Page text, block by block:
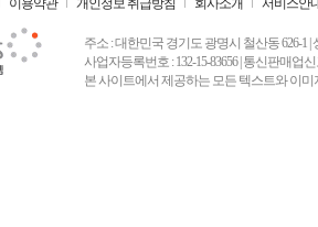
이용약관 개인정보 취급방침 회사소개 서비스안
주소 : 대한민국 경기도 광명시 철산동 626-1 |
사업자등록번호 : 132-15-83656 | 통신판매업
본 사이트에서 제공하는 모든 텍스트와 이